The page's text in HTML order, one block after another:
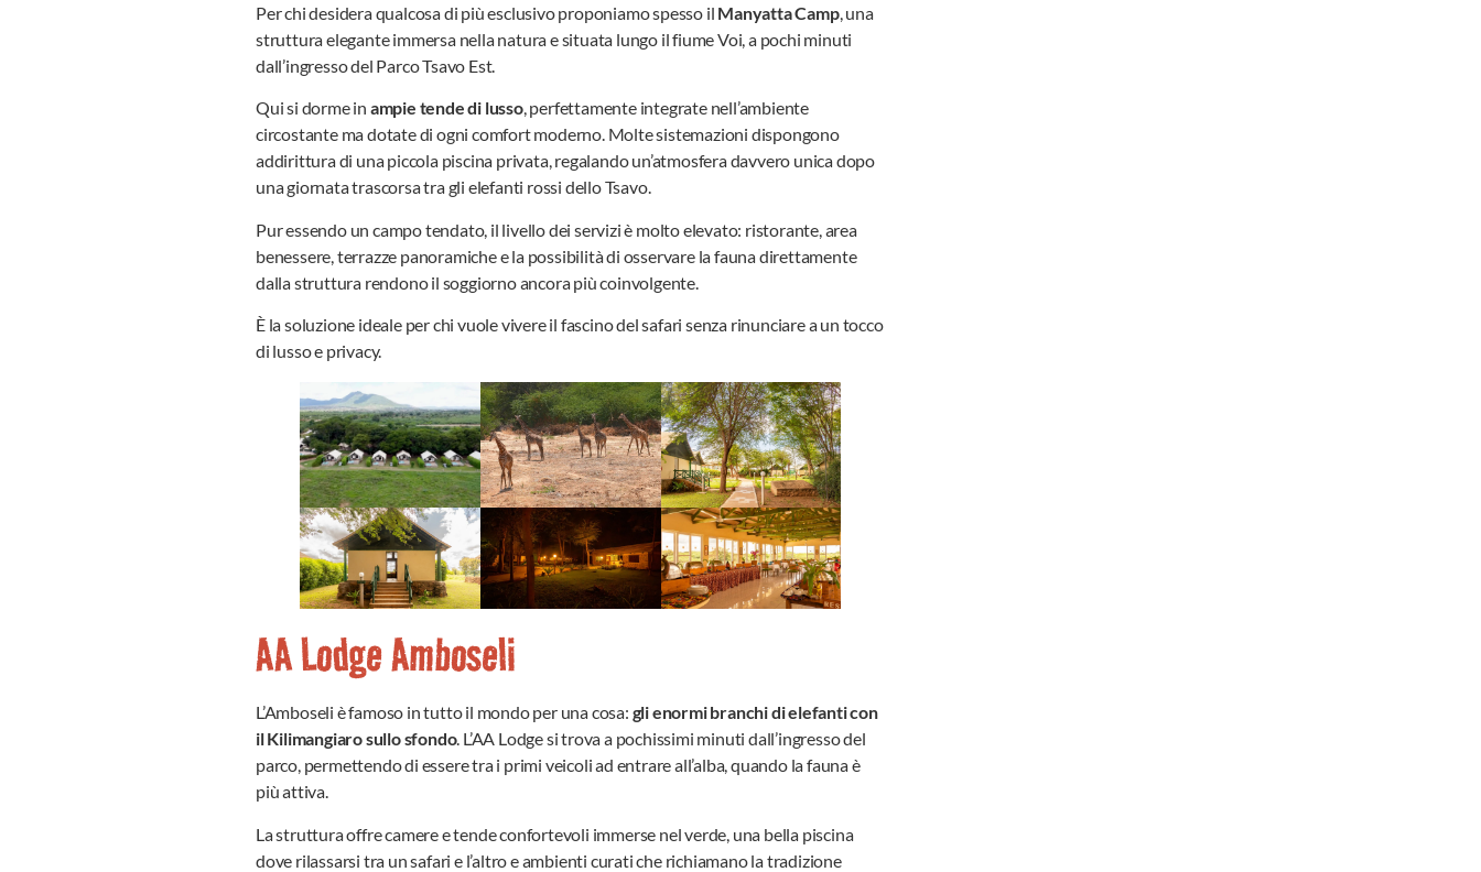
Per chi desidera qualcosa di più esclusivo proponiamo spesso il Manyatta Camp, una
struttura elegante immersa nella natura e situata lungo il fiume Voi, a pochi minuti
dall’ingresso del Parco Tsavo Est.
Qui si dorme in ampie tende di lusso, perfettamente integrate nell’ambiente
circostante ma dotate di ogni comfort moderno. Molte sistemazioni dispongono
addirittura di una piccola piscina privata, regalando un’atmosfera davvero unica dopo
una giornata trascorsa tra gli elefanti rossi dello Tsavo.
Pur essendo un campo tendato, il livello dei servizi è molto elevato: ristorante, area
benessere, terrazze panoramiche e la possibilità di osservare la fauna direttamente
dalla struttura rendono il soggiorno ancora più coinvolgente.
È la soluzione ideale per chi vuole vivere il fascino del safari senza rinunciare a un tocco
di lusso e privacy.
AA Lodge Amboseli
L’Amboseli è famoso in tutto il mondo per una cosa: gli enormi branchi di elefanti con
il Kilimangiaro sullo sfondo. L’AA Lodge si trova a pochissimi minuti dall’ingresso del
parco, permettendo di essere tra i primi veicoli ad entrare all’alba, quando la fauna è
più attiva.
La struttura offre camere e tende confortevoli immerse nel verde, una bella piscina
dove rilassarsi tra un safari e l’altro e ambienti curati che richiamano la tradizione